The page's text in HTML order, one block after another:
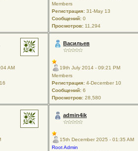
Members
Регистрация: 31-May 13
Сообщений: 0
Просмотров: 11,294
AM
Васильев
19th July 2014 - 09:21 PM
Members
Регистрация: 4-December 10
Сообщений: 6
Просмотров: 28,580
admin4ik
15th December 2025 - 01:35 AM
Root Admin